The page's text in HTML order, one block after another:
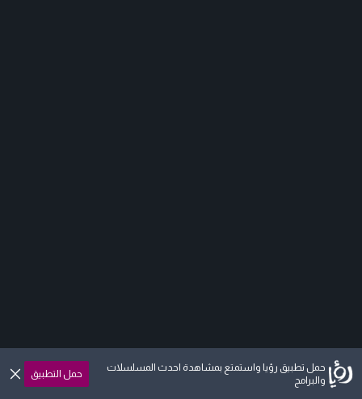
حمل تطبيق رؤيا واستمتع بمشاهدة احدث المسلسلات
والبرامج
حمل التطبيق